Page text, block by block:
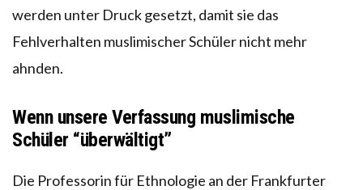
werden unter Druck gesetzt, damit sie das
Fehlverhalten muslimischer Schüler nicht mehr
ahnden.
Wenn unsere Verfassung muslimische
Schüler “überwältigt”
Die Professorin für Ethnologie an der Frankfurter